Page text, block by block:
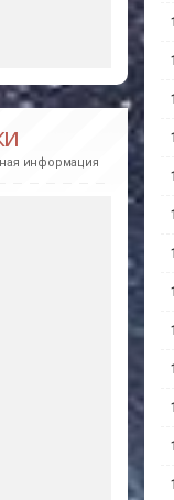
информация